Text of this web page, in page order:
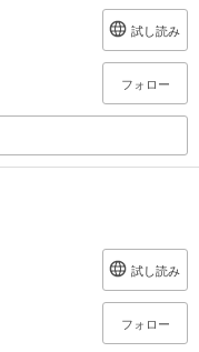
試し読み
フォロー
試し読み
フォロー